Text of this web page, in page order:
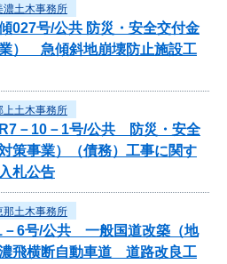
濃土木事務所
027号/公共 防災・安全交付金
業） 急傾斜地崩壊防止施設工
上土木事務所
R7－10－1号/公共 防災・安全
策事業）（債務）工事に関す
札公告
那土木事務所
－6号/公共 一般国道改築（地
飛横断自動車道 道路改良工